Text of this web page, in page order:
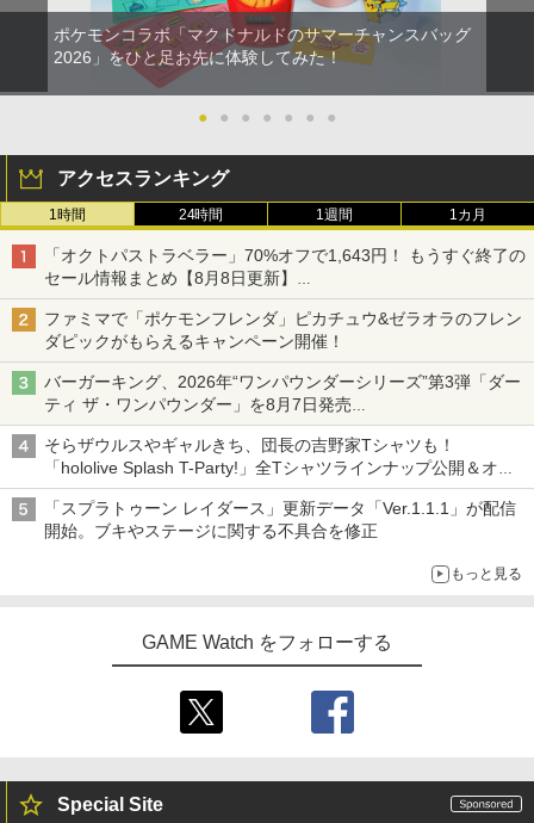
ポケモンコラボ「マクドナルドのサマーチャンスバッグ
2026」をひと足お先に体験してみた！
● ● ● ● ● ● ●
アクセスランキング
1時間 24時間 1週間 1カ月
「オクトパストラベラー」70%オフで1,643円！ もうすぐ終了の
セール情報まとめ【8月8日更新】
ニンテンドーeショップでは「大神 絶景版」が67%オフで990円
ファミマで「ポケモンフレンダ」ピカチュウ&ゼラオラのフレン
ダピックがもらえるキャンペーン開催！
バーガーキング、2026年“ワンパウンダーシリーズ”第3弾「ダー
ティ ザ・ワンパウンダー」を8月7日発売
「特製ガーリックマヨソース」を使用した超大型チーズバーガー
そらザウルスやギャルきち、団長の吉野家Tシャツも！
「hololive Splash T-Party!」全Tシャツラインナップ公開＆オン
ライン販売開始
「スプラトゥーン レイダース」更新データ「Ver.1.1.1」が配信
開始。ブキやステージに関する不具合を修正
もっと見る
GAME Watch をフォローする
Special Site